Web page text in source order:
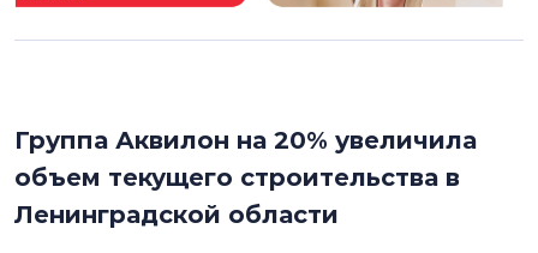
Группа Аквилон на 20% увеличила
объем текущего строительства в
Ленинградской области